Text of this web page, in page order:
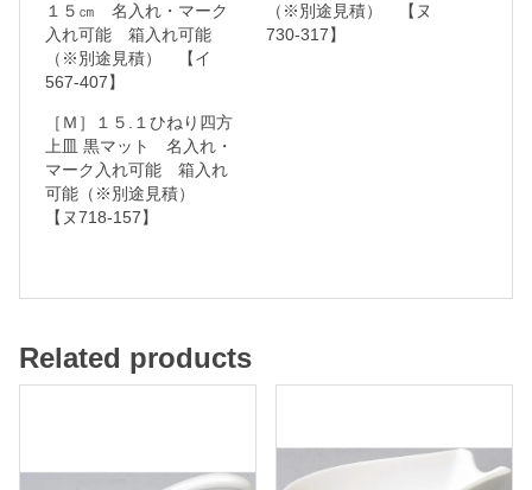
（
※
１５㎝ 名入れ・マーク
入れ可能 箱入れ可能
（※別途見積） 【イ
567-407】
（※別途見積） 【ヌ
730-317】
［Ｍ］１５.１ひねり四方
上皿 黒マット 名入れ・
マーク入れ可能 箱入れ
可能（※別途見積）
【ヌ718-157】
Related products